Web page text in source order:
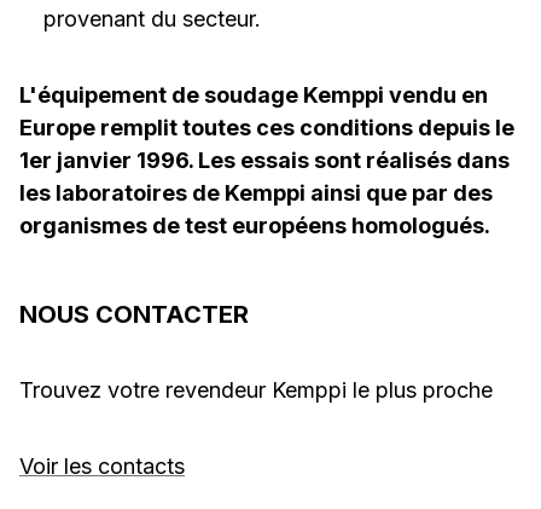
provenant du secteur.
L'équipement de soudage Kemppi vendu en
Europe remplit toutes ces conditions depuis le
1er janvier 1996. Les essais sont réalisés dans
les laboratoires de Kemppi ainsi que par des
organismes de test européens homologués.
NOUS CONTACTER
Trouvez votre revendeur Kemppi le plus proche
Voir les contacts